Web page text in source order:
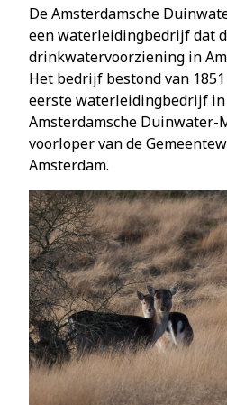
De Amsterdamsche
een waterleidingbedrijf dat
drinkwatervoorziening in
Het bedrijf bestond van
eerste waterleidingbedrijf in
Amsterdamsche Duinwater-
voorloper van de
Amsterdam.